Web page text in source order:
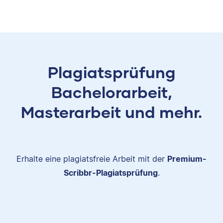
Plagiatsprüfung
Bachelorarbeit,
Masterarbeit und mehr.
Erhalte eine plagiatsfreie Arbeit mit der Premium-
Scribbr-Plagiatsprüfung.